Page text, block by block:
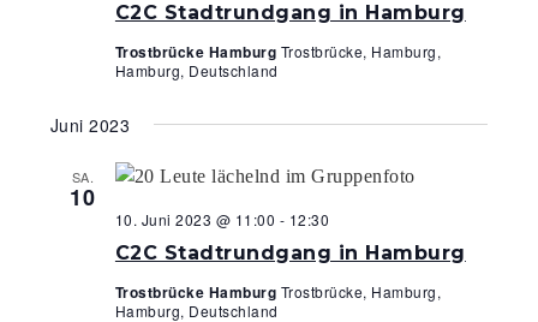
C2C Stadtrundgang in Hamburg
Trostbrücke Hamburg Trostbrücke, Hamburg,
Hamburg, Deutschland
Juni 2023
SA.
10
C2C Stadtrundgang in Hamburg
10. Juni 2023 @ 11:00 - 12:30
Trostbrücke Hamburg Trostbrücke, Hamburg,
Hamburg, Deutschland